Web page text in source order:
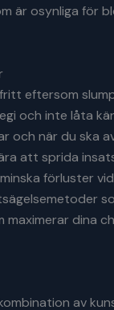
är osynliga för
eftersom
och inte låta
och när du ska
att sprida
förluster
dina
av